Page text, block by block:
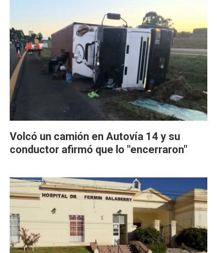
Volcó un camión en Autovía 14 y su
conductor afirmó que lo "encerraron"